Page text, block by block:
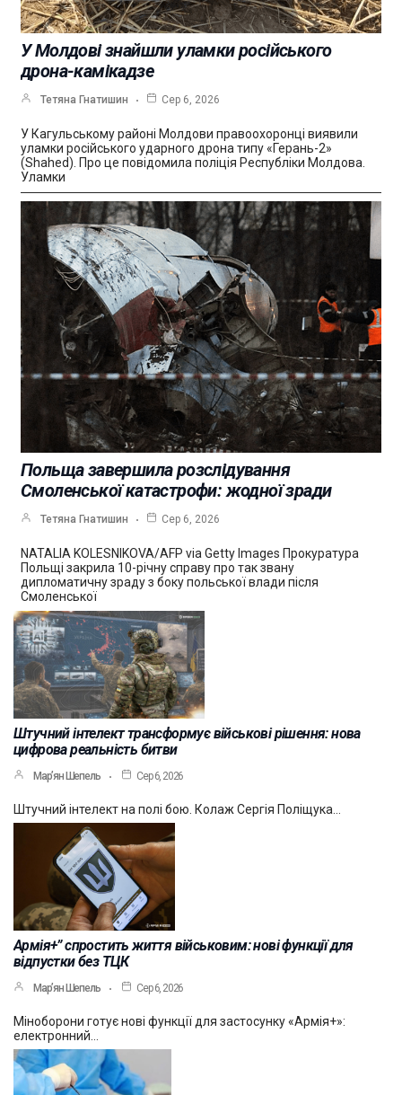
У Молдові знайшли уламки російського
дрона-камікадзе
Тетяна Гнатишин Сер 6, 2026
У Кагульському районі Молдови правоохоронці виявили
уламки російського ударного дрона типу «Герань-2»
(Shahed). Про це повідомила поліція Республіки Молдова.
Уламки
Польща завершила розслідування
Смоленської катастрофи: жодної зради
Тетяна Гнатишин Сер 6, 2026
NATALIA KOLESNIKOVA/AFP via Getty Images Прокуратура
Польщі закрила 10-річну справу про так звану
дипломатичну зраду з боку польської влади після
Смоленської
Штучний інтелект трансформує військові рішення: нова
цифрова реальність битви
Мар’ян Шепель Сер 6, 2026
Штучний інтелект на полі бою. Колаж Сергія Поліщука…
Армія+” спростить життя військовим: нові функції для
відпустки без ТЦК
Мар’ян Шепель Сер 6, 2026
Міноборони готує нові функції для застосунку «Армія+»:
електронний…